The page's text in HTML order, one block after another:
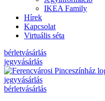
IKEA Family
Hírek
Kapcsolat
Virtuális séta
bérletvásárlás
jegyvásárlás
jegyvásárlás
bérletvásárlás